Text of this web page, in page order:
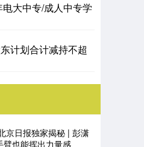
大中专/成人中专学
计划合计减持不超
京日报独家揭秘 | 彭潇
臂也能挥出力量感